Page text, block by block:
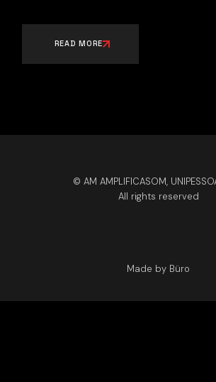
READ MORE
© AM AMPLIFICASOM,
All rights reserved
Made by Büro